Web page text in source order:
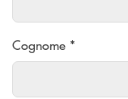
Cognome *